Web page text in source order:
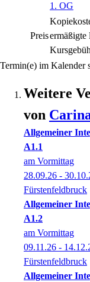
1. OG
Preisermäßigte
Termin(e) im Kalender
Weitere
von
Allgemeiner
A1.1
am Vormittag
28.09.26 -
Fürstenfeldbruck
Allgemeiner
A1.2
am Vormittag
09.11.26 -
Fürstenfeldbruck
Allgemeiner